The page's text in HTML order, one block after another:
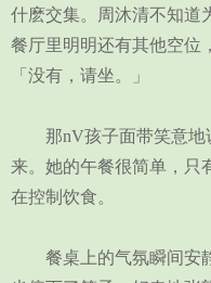
什麽交集。周沐清不知道
餐厅里明明还有其他空位
「没有，请坐。」
那nV孩子面带笑意地
来。她的午餐很简单，只
在控制饮食。
餐桌上的气氛瞬间安静